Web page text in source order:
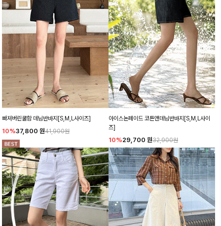
빠져버린쿨함 데님반바지[S,M,L사이즈]
10%37,800 원41,900원
아이스논페이드 코튼앤데님반바지[S,M,L사이
즈]
10%29,700 원32,900원